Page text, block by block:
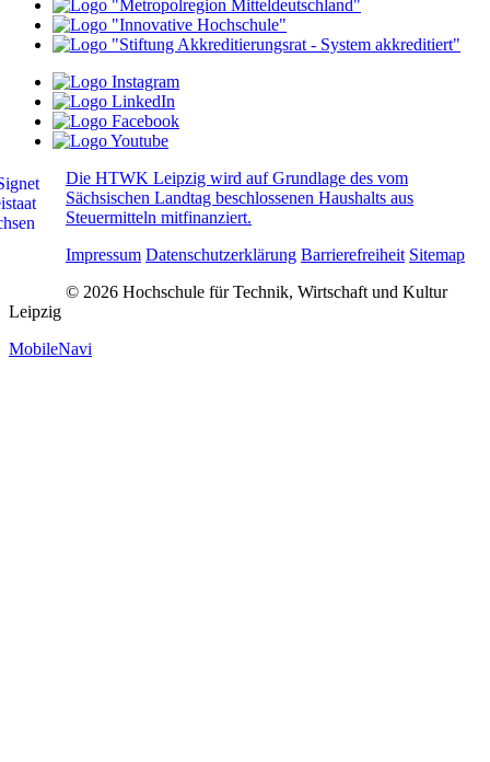
Die HTWK Leipzig wird auf Grundlage des vom
Sächsischen Landtag beschlossenen Haushalts aus
Steuermitteln mitfinanziert.
Impressum Datenschutzerklärung Barrierefreiheit Sitemap
© 2026 Hochschule für Technik, Wirtschaft und Kultur
Leipzig
MobileNavi